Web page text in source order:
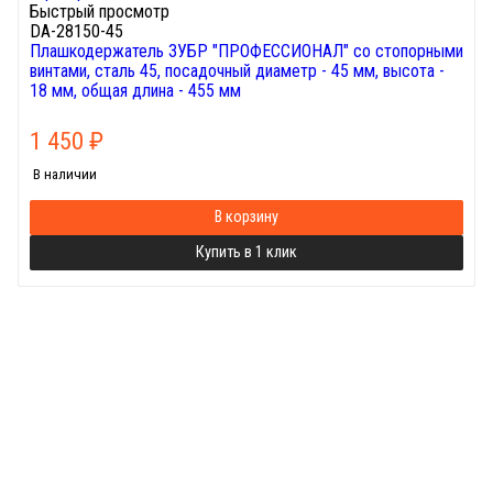
Быстрый просмотр
DA-28150-45
Плашкодержатель ЗУБР "ПРОФЕССИОНАЛ" со стопорными
винтами, сталь 45, посадочный диаметр - 45 мм, высота -
18 мм, общая длина - 455 мм
1 450 ₽
В наличии
В корзину
Купить в 1 клик